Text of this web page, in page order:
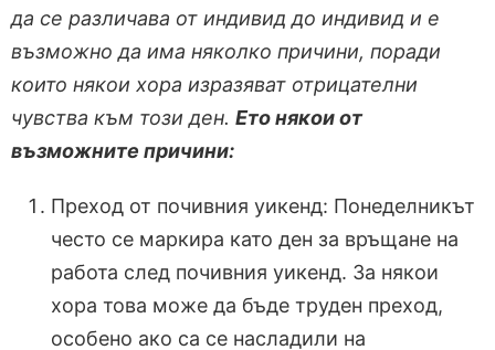
да се различава от индивид до индивид и е
възможно да има няколко причини, поради
които някои хора изразяват отрицателни
чувства към този ден. Ето някои от
възможните причини:
Преход от почивния уикенд: Понеделникът
често се маркира като ден за връщане на
работа след почивния уикенд. За някои
хора това може да бъде труден преход,
особено ако са се насладили на